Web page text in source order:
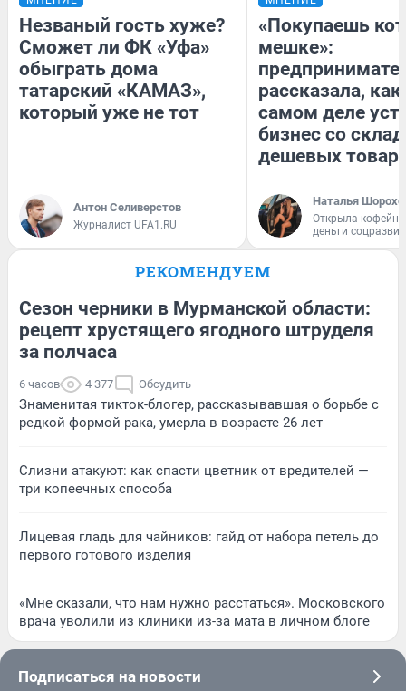
Незваный гость хуже?
Сможет ли ФК «Уфа»
обыграть дома
татарский «КАМАЗ»,
который уже не тот
Антон Селиверстов
Журналист UFA1.RU
«Покупаешь
мешке»:
рассказала, как
самом деле
бизнес со
дешевых
Наталья
Открыла
деньги
РЕКОМЕНДУЕМ
Сезон черники в Мурманской области:
рецепт хрустящего ягодного штруделя
за полчаса
6 часов 4 377 Обсудить
Знаменитая тикток-блогер, рассказывавшая о борьбе с
редкой формой рака, умерла в возрасте 26 лет
Слизни атакуют: как спасти цветник от вредителей —
три копеечных способа
Лицевая гладь для чайников: гайд от набора петель до
первого готового изделия
«Мне сказали, что нам нужно расстаться». Московского
врача уволили из клиники из-за мата в личном блоге
Подписаться на новости